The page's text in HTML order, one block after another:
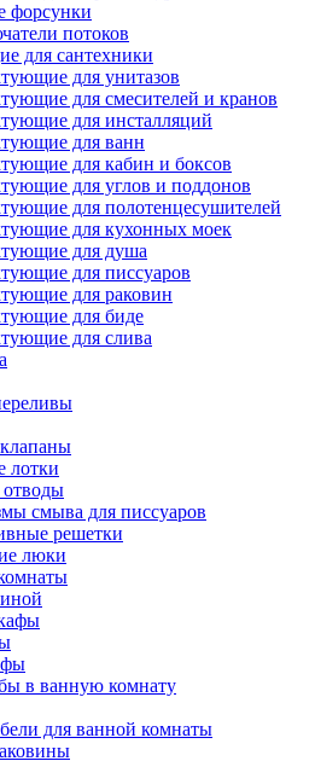
форсунки
потоков
для сантехники
для унитазов
для смесителей и кранов
для инсталляций
для ванн
для кабин и боксов
для углов и поддонов
для полотенцесушителей
для кухонных моек
для душа
для писсуаров
для раковин
для биде
для слива
лотки
смыва для писсуаров
решетки
люки
в ванную комнату
для ванной комнаты